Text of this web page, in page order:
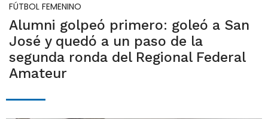
FÚTBOL FEMENINO
Alumni golpeó primero: goleó a San
José y quedó a un paso de la
segunda ronda del Regional Federal
Amateur